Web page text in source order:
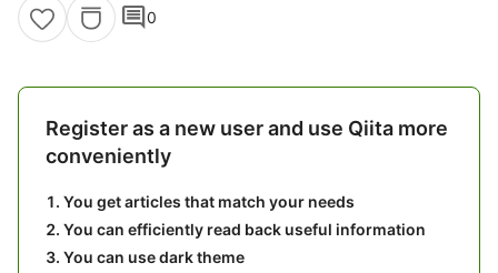
comment0
Register as a new user and use Qiita more
conveniently
You get articles that match your needs
You can efficiently read back useful information
You can use dark theme